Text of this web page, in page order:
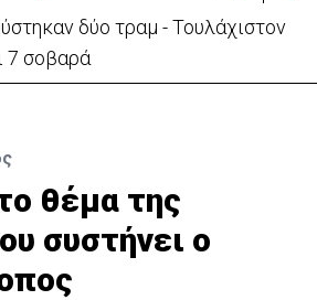
δύο τραμ - Τουλάχιστον
7 σοβαρά
θέμα της
συστήνει ο